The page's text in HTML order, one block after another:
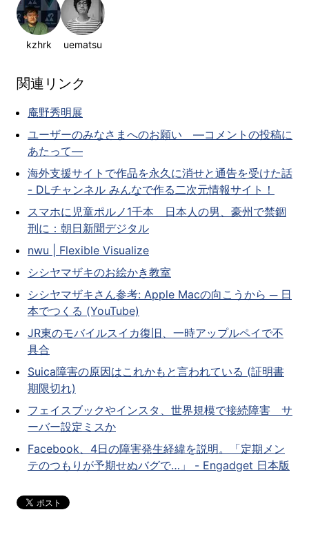
kzhrk uematsu
関連リンク
庵野秀明展
ユーザーのみなさまへのお願い ―コメントの投稿に
あたって―
海外支援サイトで作品を永久に消せと通告を受けた話
- DLチャンネル みんなで作る二次元情報サイト！
スマホに児童ポルノ1千本 日本人の男、豪州で禁錮
刑に：朝日新聞デジタル
nwu | Flexible Visualize
シシヤマザキのお絵かき教室
シシヤマザキさん参考: Apple Macの向こうから ─ 日
本でつくる (YouTube)
JR東のモバイルスイカ復旧、一時アップルペイで不
具合
Suica障害の原因はこれかもと言われている (証明書
期限切れ)
フェイスブックやインスタ、世界規模で接続障害 サ
ーバー設定ミスか
Facebook、4日の障害発生経緯を説明。「定期メン
テのつもりが予期せぬバグで…」 - Engadget 日本版